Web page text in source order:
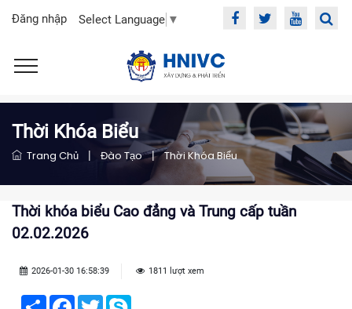
Đăng nhập Select Language ▼
Thời Khóa Biểu
Trang Chủ | Đào Tạo | Thời Khóa Biểu
Thời khóa biểu Cao đẳng và Trung cấp tuần
02.02.2026
2026-01-30 16:58:39 1811 lượt xem
Share Facebook
Twitter